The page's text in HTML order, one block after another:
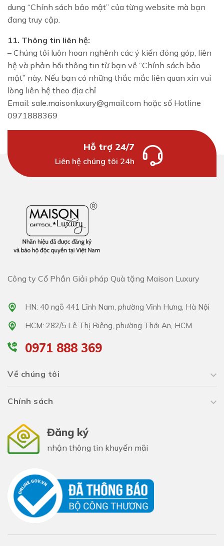
dung “Chính sách bảo mật” của từng website mà bạn
đang truy cập.
11. Thông tin liên hệ:
– Chúng tôi luôn hoan nghênh các ý kiến đóng góp, liên
hệ và phản hồi thông tin từ bạn về “Chính sách bảo
mật” này. Nếu bạn có những thắc mắc liên quan xin vui
lòng liên hệ theo địa chỉ
Email: sale.maisonluxury@gmail.com hoặc số Hotline
0971888369
Hỗ trợ 24/7
Liên hệ chúng tôi 24h
Công ty Cổ Phần Giải pháp Quà tặng Maison Luxury
HN: 40 ngõ 441 Lĩnh Nam, phường Vĩnh Hưng, Hà Nội
HCM: 282/5 Lê Thị Riêng, phường Thới An, HCM
0971 888 369
Về chúng tôi
Chính sách
Đăng ký
nhận thông tin khuyến mãi